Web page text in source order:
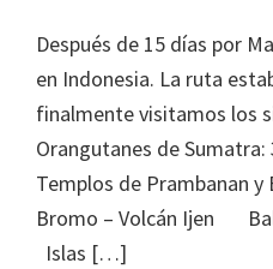
los
viajes
y
el
mundo
de
la
Después de 15 días por
en Indonesia. La ruta
finalmente visitamos los
Orangutanes de Sumatra:
Templos de Prambanan y
Bromo – Volcán Ijen
Islas […]